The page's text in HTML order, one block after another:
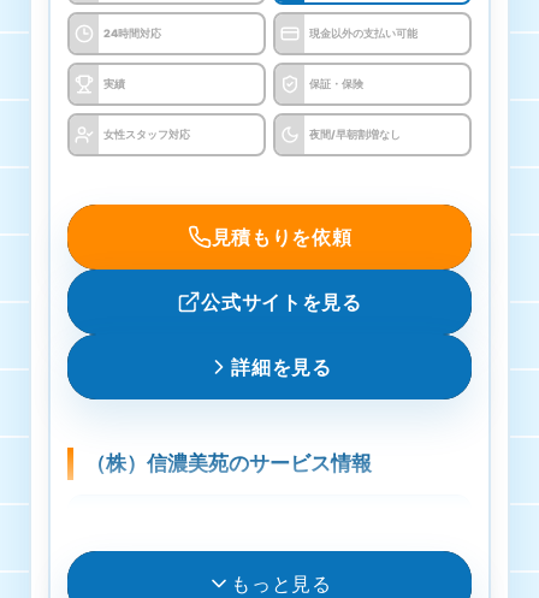
レンジフード
16500円
浴室クリーニング
トイレクリーニング
10000円
12000円〜33000円
未来工房舎の基本情報
合同会社未来工房舎
24時間対応 現金以外の支払い可能
実績 保証・保険
女性スタッフ対応 夜間/早朝割増なし
見積もりを依頼
公式サイトを見る
詳細を見る
（株）信濃美苑のサービス情報
もっと見る